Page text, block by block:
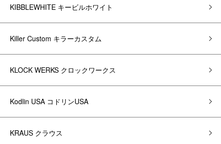
KIBBLEWHITE キービルホワイト
Killer Custom キラーカスタム
KLOCK WERKS クロックワークス
Kodlin USA コドリンUSA
KRAUS クラウス